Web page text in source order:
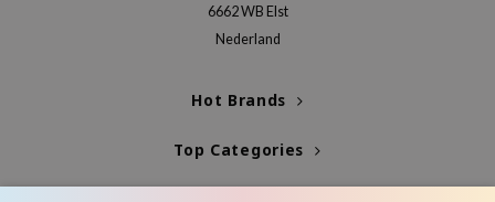
6662 WB Elst
Nederland
Hot Brands
Top Categories